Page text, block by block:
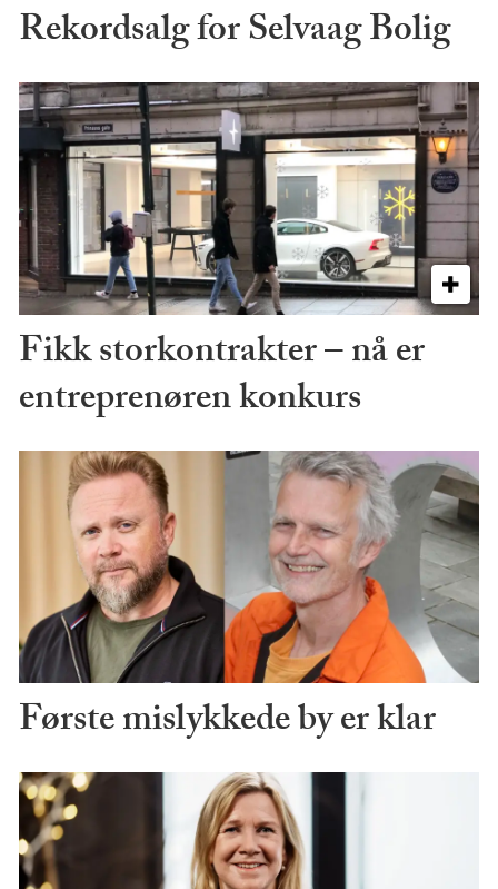
Rekordsalg for Selvaag Bolig
Fikk storkontrakter – nå er
entreprenøren konkurs
Første mislykkede by er klar